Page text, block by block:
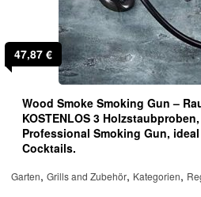
47,87 €
Wood Smoke Smoking Gun –
KOSTENLOS 3
Professional Smoking Gun,
Cocktails.
Garten, Grills and Zubehör, Kategorien,